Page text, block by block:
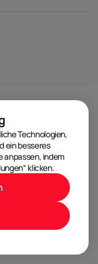
Technologien,
ein besseres
anpassen, indem
klicken.